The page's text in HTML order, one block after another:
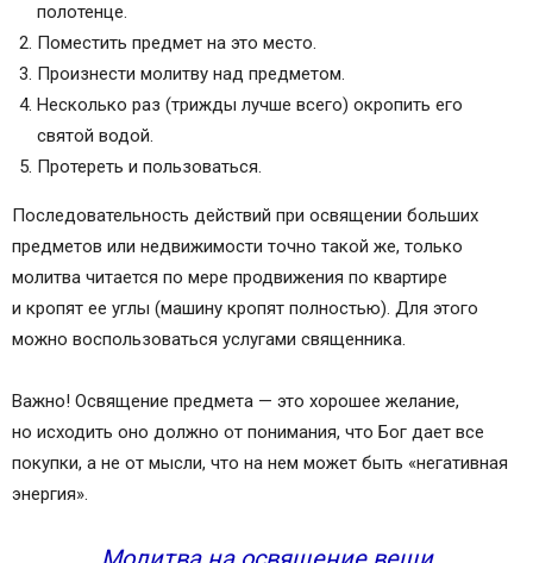
полотенце.
Поместить предмет на это место.
Произнести молитву над предметом.
Несколько раз (трижды лучше всего) окропить его
святой водой.
Протереть и пользоваться.
Последовательность действий при освящении больших
предметов или недвижимости точно такой же, только
молитва читается по мере продвижения по квартире
и кропят ее углы (машину кропят полностью). Для этого
можно воспользоваться услугами священника.
Важно! Освящение предмета — это хорошее желание,
но исходить оно должно от понимания, что Бог дает все
покупки, а не от мысли, что на нем может быть «негативная
энергия».